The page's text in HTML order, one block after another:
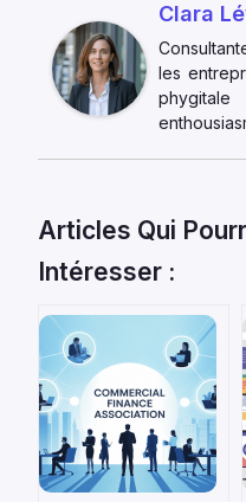
Clara
les
Articles Qui
Intéresser :